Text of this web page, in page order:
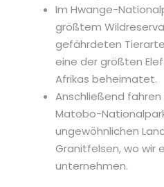
Im Hwange-
größtem
gefährdeten
eine der größten
Afrikas beheimatet.
Anschließend
Matobo-
ungewöhnlichen
Granitfelsen, wo wir
unternehmen.